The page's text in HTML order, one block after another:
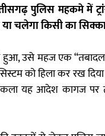
पुलिस महकमे में
चलेगा किसी का
उसे महज एक
को हिला कर रख
यह आदेश कागज पर